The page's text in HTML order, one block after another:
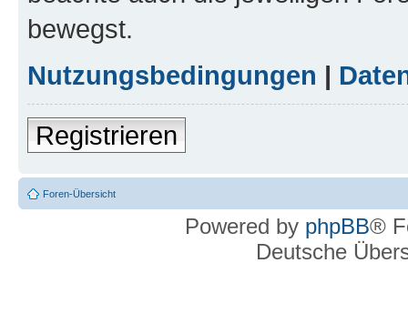
bewegst.
Nutzungsbedingungen |
Registrieren
Foren-Übersicht
Powered by phpBB®
Deutsche